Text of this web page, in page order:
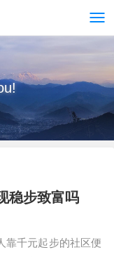
稳步致富吗
靠千元起步的社区便